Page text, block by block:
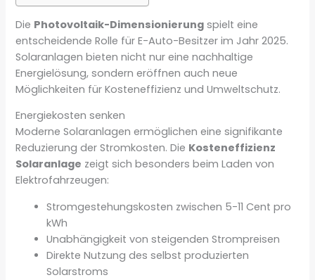
Die Photovoltaik-Dimensionierung spielt eine
entscheidende Rolle für E-Auto-Besitzer im Jahr 2025.
Solaranlagen bieten nicht nur eine nachhaltige
Energielösung, sondern eröffnen auch neue
Möglichkeiten für Kosteneffizienz und Umweltschutz.
Energiekosten senken
Moderne Solaranlagen ermöglichen eine signifikante
Reduzierung der Stromkosten. Die Kosteneffizienz
Solaranlage zeigt sich besonders beim Laden von
Elektrofahrzeugen:
Stromgestehungskosten zwischen 5-11 Cent pro
kWh
Unabhängigkeit von steigenden Strompreisen
Direkte Nutzung des selbst produzierten
Solarstroms